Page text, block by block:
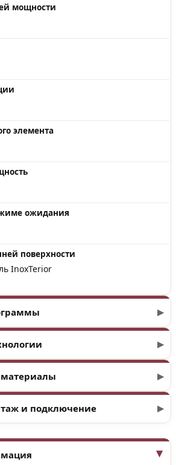
мощности
элемента
ожидания
поверхности
InoxTerior
и подключение